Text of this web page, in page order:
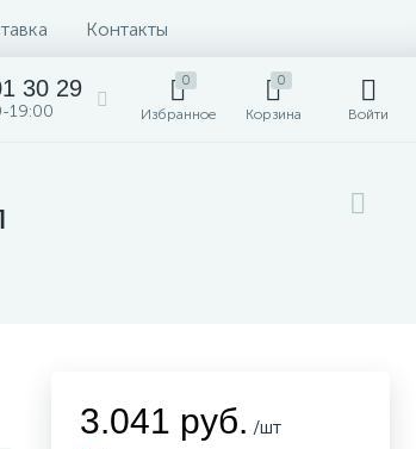
Контакты
30 29
19:00
0
Избранное
0
Корзина Войти
3.041 руб. /шт